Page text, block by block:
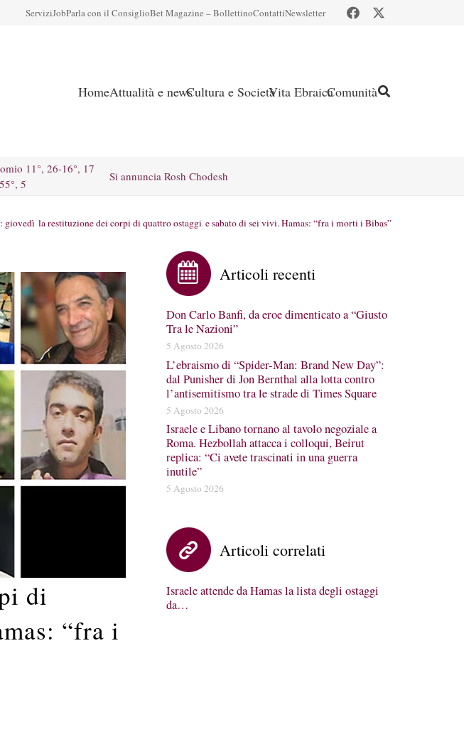
ServiziJobParla con il ConsiglioBet Magazine – BollettinoContattiNewsletter
HomeAttualità e newsCultura e SocietàVita EbraicaComunità
11°, 26-16°, 17
5
Si annuncia Rosh Chodesh
giovedì la restituzione dei corpi di quattro ostaggi e sabato di sei vivi. Hamas: “fra i morti i Bibas”
di
“fra i
Articoli recenti
Don Carlo Banfi, da eroe dimenticato a “Giusto
Tra le Nazioni”
5 Agosto 2026
L’ebraismo di “Spider-Man: Brand New Day”:
dal Punisher di Jon Bernthal alla lotta contro
l’antisemitismo tra le strade di Times Square
5 Agosto 2026
Israele e Libano tornano al tavolo negoziale a
Roma. Hezbollah attacca i colloqui, Beirut
replica: “Ci avete trascinati in una guerra
inutile”
5 Agosto 2026
Articoli correlati
Israele attende da Hamas la lista degli ostaggi
da…